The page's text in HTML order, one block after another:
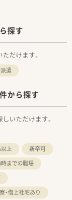
探す
だけます。
派遣
から探す
いただけます。
上
新卒可
までの職場
寮・借上社宅あり